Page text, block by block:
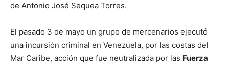
de Antonio José Sequea Torres.
El pasado 3 de mayo un grupo de mercenarios ejecutó
una incursión criminal en Venezuela, por las costas del
Mar Caribe, acción que fue neutralizada por las Fuerza